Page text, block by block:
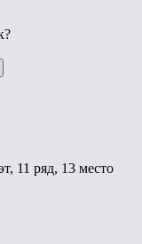
11 ряд, 13 место